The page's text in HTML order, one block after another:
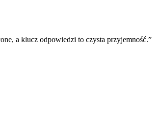
a klucz odpowiedzi to czysta przyjemność.”